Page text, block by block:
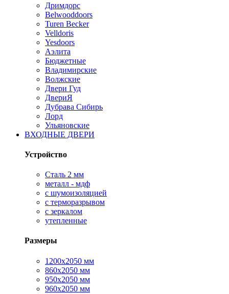
Дримдорс
Belwooddoors
Turen Becker
Velldoris
Yesdoors
Аэлита
Бюджетные
Владимирские
Волжские
Двери Гуд
ДвериЯ
Дубрава Сибирь
Лорд
Ульяновские
ВХОДНЫЕ ДВЕРИ
Устройство
Сталь 2 мм
металл - мдф
с шумоизоляцией
с терморазрывом
с зеркалом
утепленные
Размеры
1200х2050 мм
860х2050 мм
950х2050 мм
960х2050 мм